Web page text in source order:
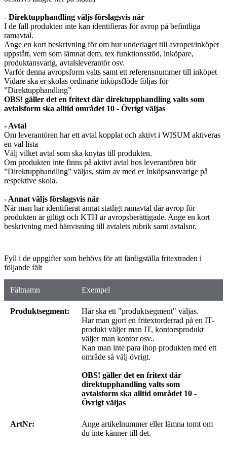
- Direktupphandling väljs förslagsvis när
I de fall produkten inte kan identifieras för avrop på befintliga
ramavtal.
Ange en kort beskrivning för om hur underlaget till avropet/inköpet
uppstått, vem som lämnat dem, tex funktionsstöd, inköpare,
produktansvarig, avtalsleverantör osv.
Varför denna avropsform valts samt ett referensnummer till inköpet
Vidare ska er skolas ordinarie inköpsflöde följas för
”Direktupphandling”
OBS! gäller det en fritext där direktupphandling valts som
avtalsform ska alltid området 10 - Övrigt väljas
- Avtal
Om leverantören har ett avtal kopplat och aktivt i WISUM aktiveras
en val lista
Välj vilket avtal som ska knytas till produkten.
Om produkten inte finns på aktivt avtal hos leverantören bör
”Direktupphandling” väljas, stäm av med er Inköpsansvarige på
respektive skola.
- Annat väljs förslagsvis när
När man har identifierat annat statligt ramavtal där avrop för
produkten är giltigt och KTH är avropsberättigade. Ange en kort
beskrivning med hänvisning till avtalets rubrik samt avtalsnr.
Fyll i de uppgifter som behövs för att färdigställa fritextraden i
följande fält
Fältnamn Exempel
Produktsegment:
Här ska ett "produktsegment" väljas.
Har man gjort en fritextorderrad på en IT-
produkt väljer man IT, kontorsprodukt
väljer man kontor osv..
Kan man inte para ihop produkten med ett
område så välj övrigt.
OBS! gäller det en fritext där
direktupphandling valts som
avtalsform ska alltid området 10 -
Övrigt väljas
ArtNr:
Ange artikelnummer eller lämna tomt om
du inte känner till det.